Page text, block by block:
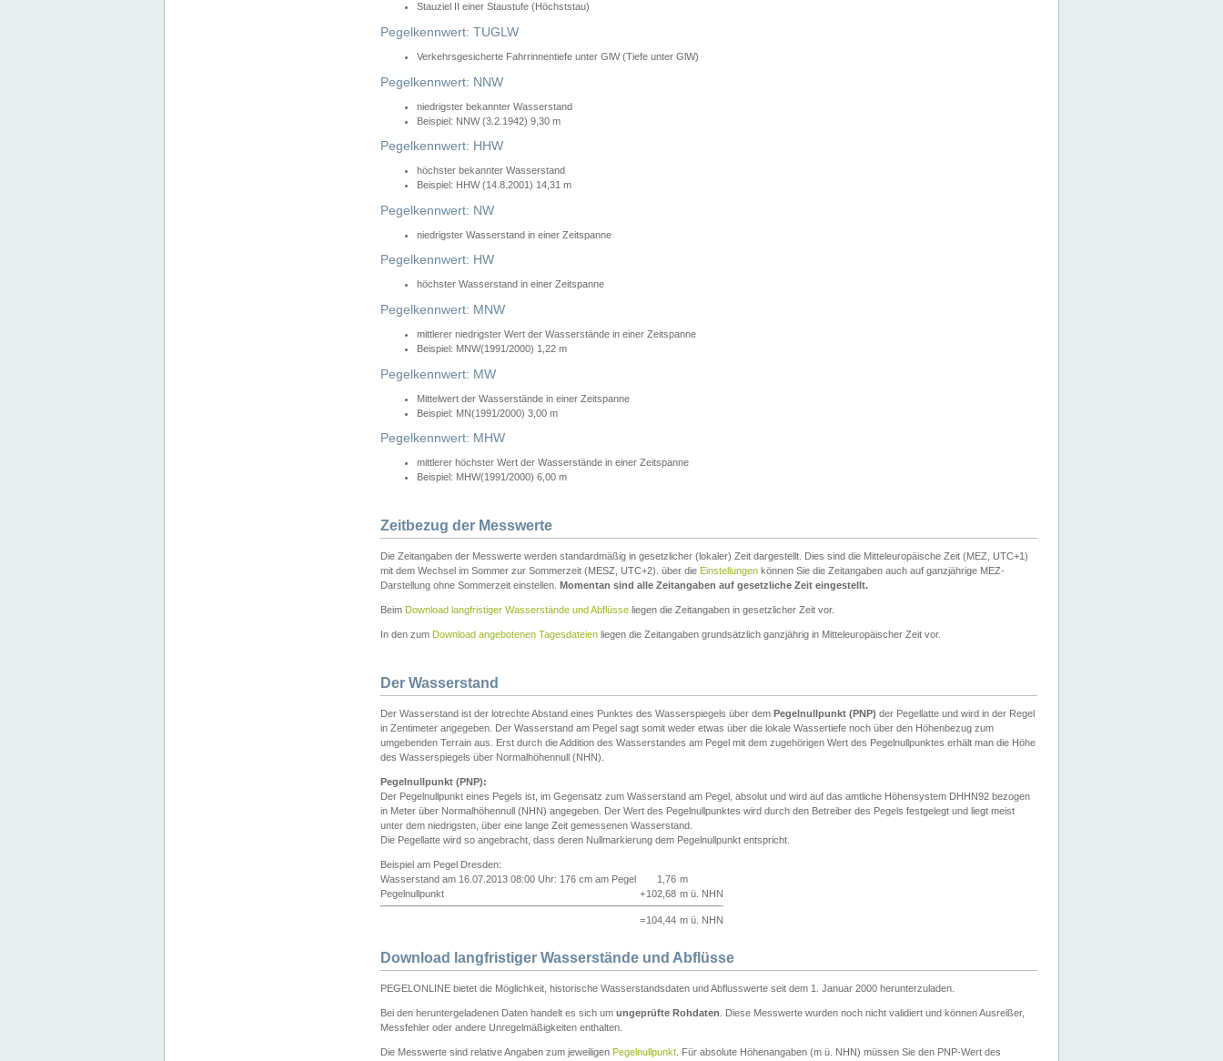
Stauziel II einer Staustufe (Höchststau)
Pegelkennwert: TUGLW
Verkehrsgesicherte Fahrrinnentiefe unter GlW (Tiefe unter GlW)
Pegelkennwert: NNW
niedrigster bekannter Wasserstand
Beispiel: NNW (3.2.1942) 9,30 m
Pegelkennwert: HHW
höchster bekannter Wasserstand
Beispiel: HHW (14.8.2001) 14,31 m
Pegelkennwert: NW
niedrigster Wasserstand in einer Zeitspanne
Pegelkennwert: HW
höchster Wasserstand in einer Zeitspanne
Pegelkennwert: MNW
mittlerer niedrigster Wert der Wasserstände in einer Zeitspanne
Beispiel: MNW(1991/2000) 1,22 m
Pegelkennwert: MW
Mittelwert der Wasserstände in einer Zeitspanne
Beispiel: MN(1991/2000) 3,00 m
Pegelkennwert: MHW
mittlerer höchster Wert der Wasserstände in einer Zeitspanne
Beispiel: MHW(1991/2000) 6,00 m
Zeitbezug der Messwerte
Die Zeitangaben der Messwerte werden standardmäßig in gesetzlicher (lokaler) Zeit dargestellt. Dies sind die Mitteleuropäische Zeit (MEZ, UTC+1)
mit dem Wechsel im Sommer zur Sommerzeit (MESZ, UTC+2). über die Einstellungen können Sie die Zeitangaben auch auf ganzjährige MEZ-
Darstellung ohne Sommerzeit einstellen. Momentan sind alle Zeitangaben auf gesetzliche Zeit eingestellt.
Beim Download langfristiger Wasserstände und Abflüsse liegen die Zeitangaben in gesetzlicher Zeit vor.
In den zum Download angebotenen Tagesdateien liegen die Zeitangaben grundsätzlich ganzjährig in Mitteleuropäischer Zeit vor.
Der Wasserstand
Der Wasserstand ist der lotrechte Abstand eines Punktes des Wasserspiegels über dem Pegelnullpunkt (PNP) der Pegellatte und wird in der Regel
in Zentimeter angegeben. Der Wasserstand am Pegel sagt somit weder etwas über die lokale Wassertiefe noch über den Höhenbezug zum
umgebenden Terrain aus. Erst durch die Addition des Wasserstandes am Pegel mit dem zugehörigen Wert des Pegelnullpunktes erhält man die Höhe
des Wasserspiegels über Normalhöhennull (NHN).
Pegelnullpunkt (PNP):
Der Pegelnullpunkt eines Pegels ist, im Gegensatz zum Wasserstand am Pegel, absolut und wird auf das amtliche Höhensystem DHHN92 bezogen
in Meter über Normalhöhennull (NHN) angegeben. Der Wert des Pegelnullpunktes wird durch den Betreiber des Pegels festgelegt und liegt meist
unter dem niedrigsten, über eine lange Zeit gemessenen Wasserstand.
Die Pegellatte wird so angebracht, dass deren Nullmarkierung dem Pegelnullpunkt entspricht.
Beispiel am Pegel Dresden:
Wasserstand am 16.07.2013 08:00 Uhr: 176 cm am Pegel
1,76 m
Pegelnullpunkt
+102,68 m ü. NHN
=104,44 m ü. NHN
Download langfristiger Wasserstände und Abflüsse
PEGELONLINE bietet die Möglichkeit, historische Wasserstandsdaten und Abflusswerte seit dem 1. Januar 2000 herunterzuladen.
Bei den heruntergeladenen Daten handelt es sich um ungeprüfte Rohdaten . Diese Messwerte wurden noch nicht validiert und können Ausreißer,
Messfehler oder andere Unregelmäßigkeiten enthalten.
Die Messwerte sind relative Angaben zum jeweiligen Pegelnullpunkt . Für absolute Höhenangaben (m ü. NHN) müssen Sie den PNP-Wert des